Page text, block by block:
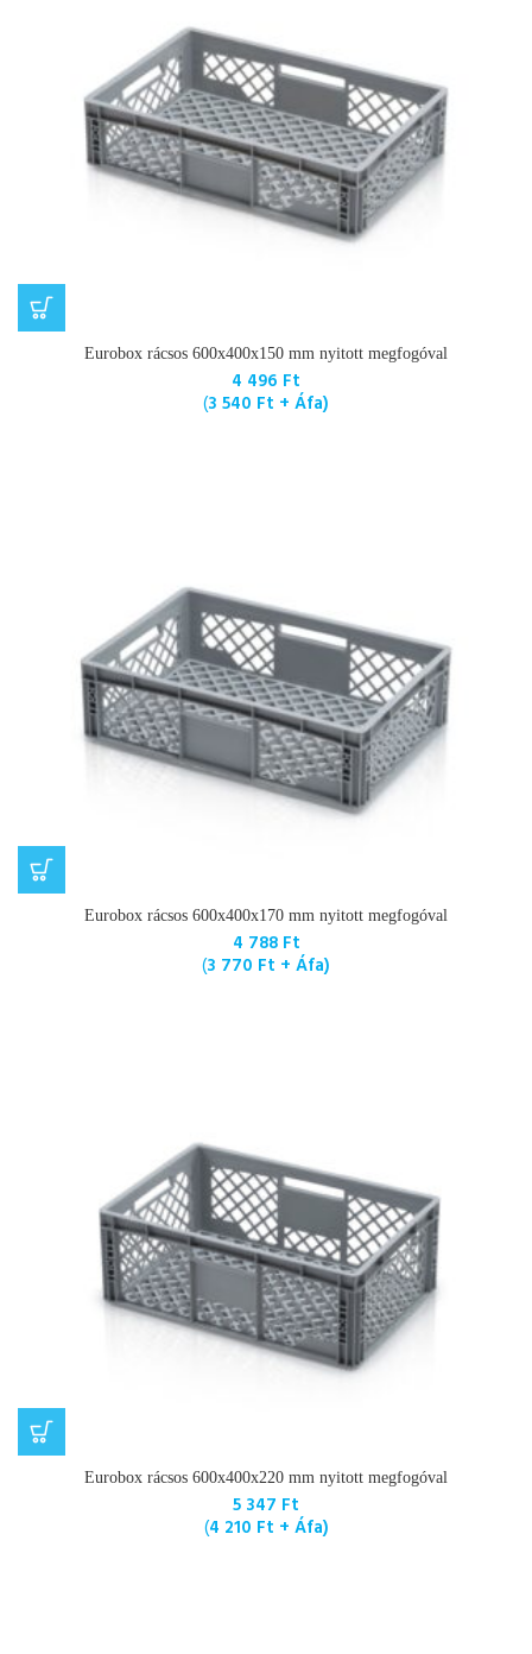
Eurobox rácsos 600x400x150 mm nyitott megfogóval
4 496 Ft
(3 540 Ft + Áfa)
Eurobox rácsos 600x400x170 mm nyitott megfogóval
4 788 Ft
(3 770 Ft + Áfa)
Eurobox rácsos 600x400x220 mm nyitott megfogóval
5 347 Ft
(4 210 Ft + Áfa)